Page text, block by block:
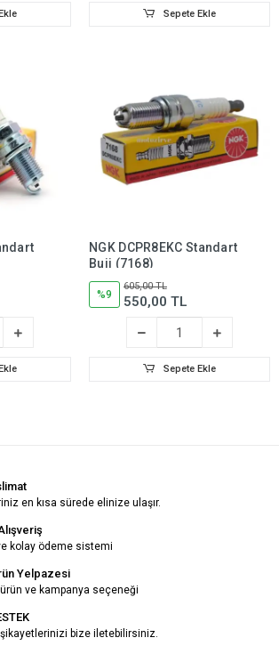
Sepete Ekle
NGK DCPR8EKC Standart
Buji (7168)
%9
605,00 TL
550,00 TL
Sepete Ekle
en kısa sürede elinize ulaşır.
kolay ödeme sistemi
Yelpazesi
ve kampanya seçeneği
bize iletebilirsiniz.